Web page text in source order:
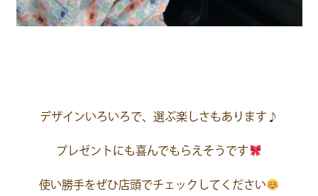
デザインいろいろで、選ぶ楽しさもあります♪
プレゼントにも喜んでもらえそうです
使い勝手をぜひ店頭でチェックしてください